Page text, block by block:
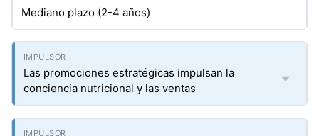
Mediano plazo (2-4 años)
Las promociones estratégicas impulsan la
conciencia nutricional y las ventas